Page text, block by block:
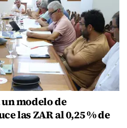
modelo de
las ZAR al 0,25 % de